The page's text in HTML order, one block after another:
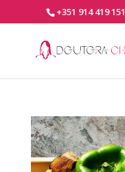
+351 914 419 151